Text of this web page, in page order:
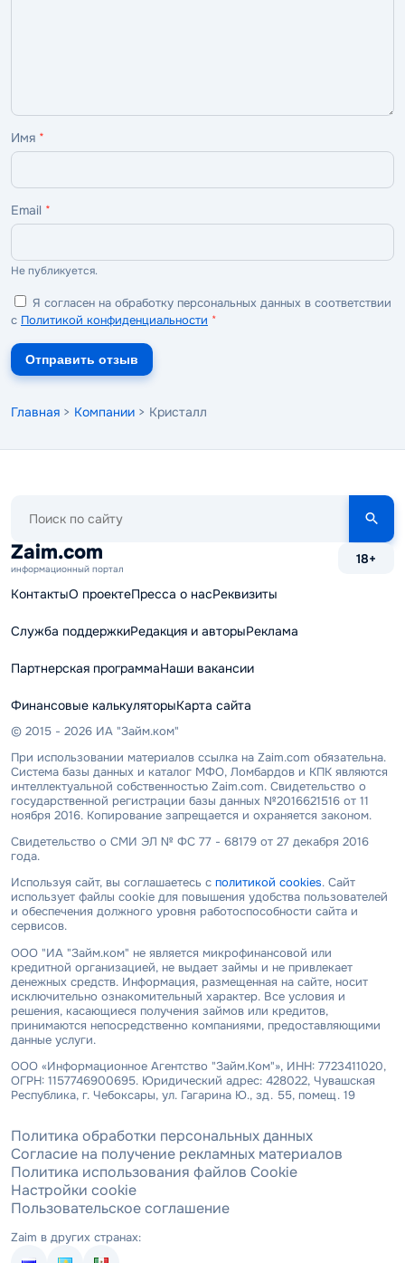
Имя *
Email *
Не публикуется.
Я согласен на обработку персональных данных в соответствии
с Политикой конфиденциальности *
Отправить отзыв
Главная > Компании > Кристалл
сайту
Zaim.com
информационный портал
18+
КонтактыО проектеПресса о насРеквизиты
Служба поддержкиРедакция и авторыРеклама
Партнерская программаНаши вакансии
Финансовые калькуляторыКарта сайта
© 2015 - 2026 ИА "Займ.ком"
При использовании материалов ссылка на Zaim.com обязательна.
Система базы данных и каталог МФО, Ломбардов и КПК являются
интеллектуальной собственностью Zaim.com. Свидетельство о
государственной регистрации базы данных №2016621516 от 11
ноября 2016. Копирование запрещается и охраняется законом.
Свидетельство о СМИ ЭЛ № ФС 77 - 68179 от 27 декабря 2016
года.
Используя сайт, вы соглашаетесь с политикой cookies. Сайт
использует файлы cookie для повышения удобства пользователей
и обеспечения должного уровня работоспособности сайта и
сервисов.
ООО "ИА "Займ.ком" не является микрофинансовой или
кредитной организацией, не выдает займы и не привлекает
денежных средств. Информация, размещенная на сайте, носит
исключительно ознакомительный характер. Все условия и
решения, касающиеся получения займов или кредитов,
принимаются непосредственно компаниями, предоставляющими
данные услуги.
ООО «Информационное Агентство "Займ.Ком"», ИНН: 7723411020,
ОГРН: 1157746900695. Юридический адрес: 428022, Чувашская
Республика, г. Чебоксары, ул. Гагарина Ю., зд. 55, помещ. 19
Политика обработки персональных данных
Согласие на получение рекламных материалов
Политика использования файлов Cookie
Настройки cookie
Пользовательское соглашение
Zaim в других странах: